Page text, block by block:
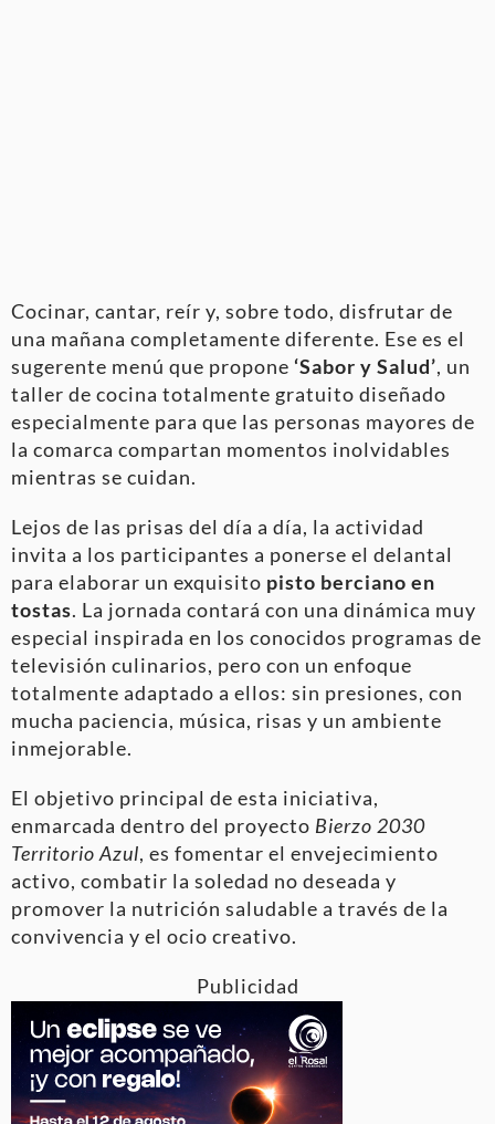
Cocinar, cantar, reír y, sobre todo, disfrutar de
una mañana completamente diferente. Ese es el
sugerente menú que propone ‘Sabor y Salud’, un
taller de cocina totalmente gratuito diseñado
especialmente para que las personas mayores de
la comarca compartan momentos inolvidables
mientras se cuidan.
Lejos de las prisas del día a día, la actividad
invita a los participantes a ponerse el delantal
para elaborar un exquisito pisto berciano en
tostas. La jornada contará con una dinámica muy
especial inspirada en los conocidos programas de
televisión culinarios, pero con un enfoque
totalmente adaptado a ellos: sin presiones, con
mucha paciencia, música, risas y un ambiente
inmejorable.
El objetivo principal de esta iniciativa,
enmarcada dentro del proyecto Bierzo 2030
Territorio Azul, es fomentar el envejecimiento
activo, combatir la soledad no deseada y
promover la nutrición saludable a través de la
convivencia y el ocio creativo.
Publicidad